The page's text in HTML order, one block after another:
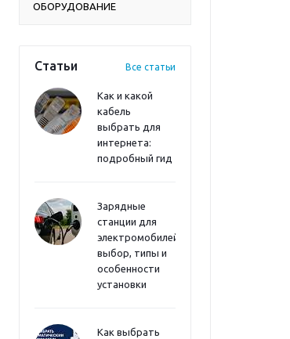
ОБОРУДОВАНИЕ
Статьи Все статьи
Как и какой
кабель
выбрать для
интернета:
подробный гид
Зарядные
станции для
электромобилей:
выбор, типы и
особенности
установки
Как выбрать